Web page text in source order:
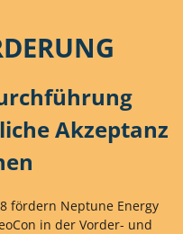
Akzeptanz
fördern Neptune Energy
in der Vorder- und